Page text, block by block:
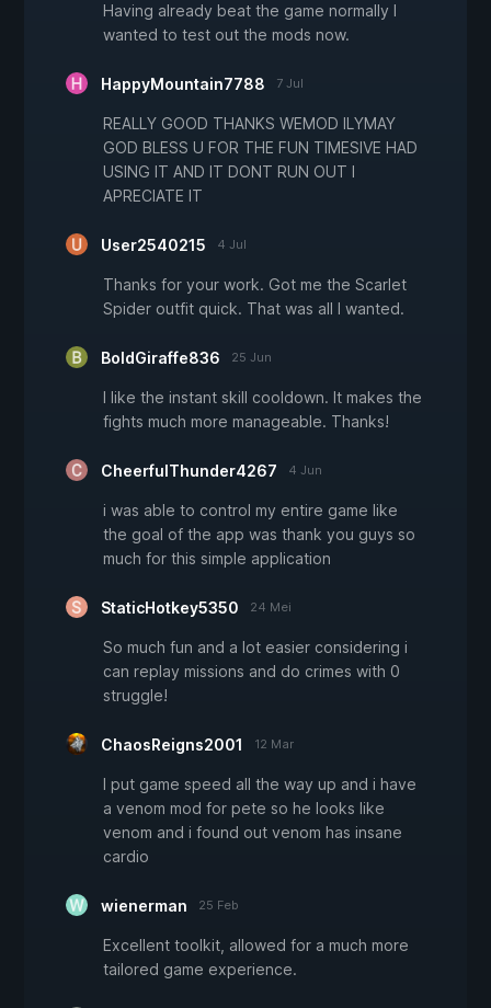
Having already beat the game normally I
wanted to test out the mods now.
HappyMountain7788 7 Jul
REALLY GOOD THANKS WEMOD ILYMAY
GOD BLESS U FOR THE FUN TIMESIVE HAD
USING IT AND IT DONT RUN OUT I
APRECIATE IT
User2540215 4 Jul
Thanks for your work. Got me the Scarlet
Spider outfit quick. That was all I wanted.
BoldGiraffe836 25 Jun
I like the instant skill cooldown. It makes the
fights much more manageable. Thanks!
CheerfulThunder4267 4 Jun
i was able to control my entire game like
the goal of the app was thank you guys so
much for this simple application
StaticHotkey5350 24 Mei
So much fun and a lot easier considering i
can replay missions and do crimes with 0
struggle!
ChaosReigns2001 12 Mar
I put game speed all the way up and i have
a venom mod for pete so he looks like
venom and i found out venom has insane
cardio
wienerman 25 Feb
Excellent toolkit, allowed for a much more
tailored game experience.